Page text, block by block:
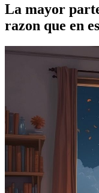
La mayor
razon que en